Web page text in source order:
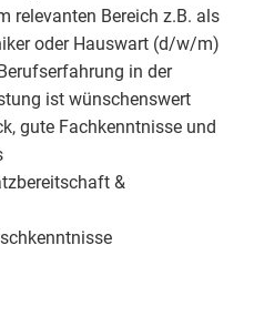
relevanten Bereich z.B. als
oder Hauswart (d/w/m)
in der
ist wünschenswert
gute Fachkenntnisse und
&